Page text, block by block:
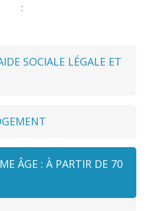
:
SOCIALE LÉGALE ET
ÂGE : À PARTIR DE 70